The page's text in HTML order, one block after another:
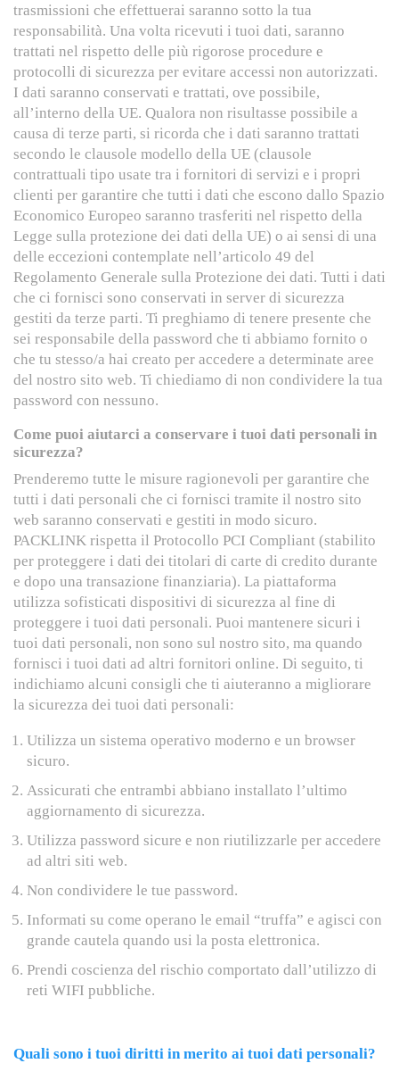
trasmissioni che effettuerai saranno sotto la tua
responsabilità. Una volta ricevuti i tuoi dati, saranno
trattati nel rispetto delle più rigorose procedure e
protocolli di sicurezza per evitare accessi non autorizzati.
I dati saranno conservati e trattati, ove possibile,
all’interno della UE. Qualora non risultasse possibile a
causa di terze parti, si ricorda che i dati saranno trattati
secondo le clausole modello della UE (clausole
contrattuali tipo usate tra i fornitori di servizi e i propri
clienti per garantire che tutti i dati che escono dallo Spazio
Economico Europeo saranno trasferiti nel rispetto della
Legge sulla protezione dei dati della UE) o ai sensi di una
delle eccezioni contemplate nell’articolo 49 del
Regolamento Generale sulla Protezione dei dati. Tutti i dati
che ci fornisci sono conservati in server di sicurezza
gestiti da terze parti. Ti preghiamo di tenere presente che
sei responsabile della password che ti abbiamo fornito o
che tu stesso/a hai creato per accedere a determinate aree
del nostro sito web. Ti chiediamo di non condividere la tua
password con nessuno.
Come puoi aiutarci a conservare i tuoi dati personali in
sicurezza?
Prenderemo tutte le misure ragionevoli per garantire che
tutti i dati personali che ci fornisci tramite il nostro sito
web saranno conservati e gestiti in modo sicuro.
PACKLINK rispetta il Protocollo PCI Compliant (stabilito
per proteggere i dati dei titolari di carte di credito durante
e dopo una transazione finanziaria). La piattaforma
utilizza sofisticati dispositivi di sicurezza al fine di
proteggere i tuoi dati personali. Puoi mantenere sicuri i
tuoi dati personali, non sono sul nostro sito, ma quando
fornisci i tuoi dati ad altri fornitori online. Di seguito, ti
indichiamo alcuni consigli che ti aiuteranno a migliorare
la sicurezza dei tuoi dati personali:
Utilizza un sistema operativo moderno e un browser
sicuro.
Assicurati che entrambi abbiano installato l’ultimo
aggiornamento di sicurezza.
Utilizza password sicure e non riutilizzarle per accedere
ad altri siti web.
Non condividere le tue password.
Informati su come operano le email “truffa” e agisci con
grande cautela quando usi la posta elettronica.
Prendi coscienza del rischio comportato dall’utilizzo di
reti WIFI pubbliche.
Quali sono i tuoi diritti in merito ai tuoi dati personali?